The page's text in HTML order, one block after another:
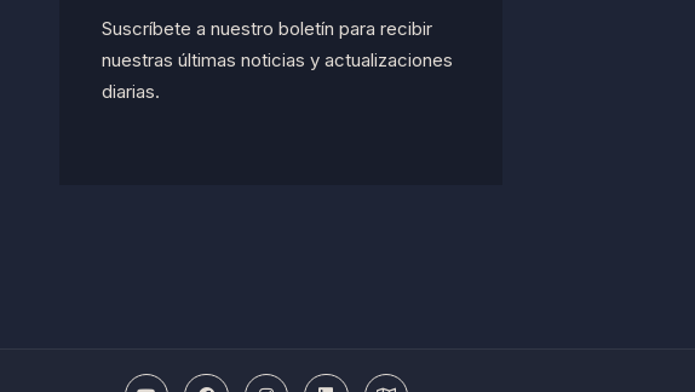
Suscríbete a nuestro boletín para recibir
nuestras últimas noticias y actualizaciones
diarias.